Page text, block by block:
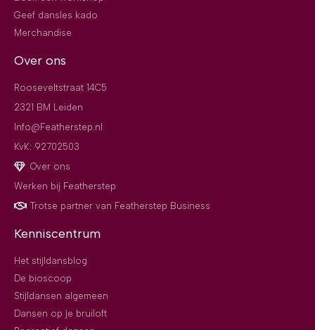
Geef dansles kado
Merchandise
Over ons
Rooseveltstraat 14C5
2321 BM Leiden
Info@Featherstep.nl
KvK: 92702503
Over ons
Werken bij Featherstep
Trotse partner van Featherstep Business
Kenniscentrum
Het stijldansblog
De bioscoop
Stijldansen algemeen
Dansen op je bruiloft